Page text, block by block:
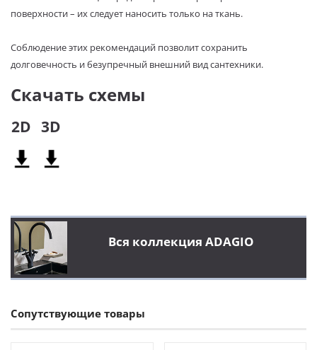
Вся коллекция ADAGIO
поверхности – их следует наносить только на ткань.
Соблюдение этих рекомендаций позволит сохранить
долговечность и безупречный внешний вид сантехники.
Скачать схемы
2D 3D
Сопутствующие товары